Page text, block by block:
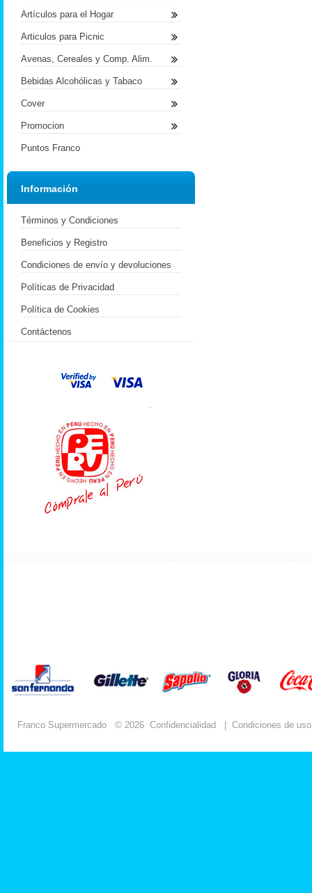
Artículos para el Hogar
Articulos para Picnic
Avenas, Cereales y Comp. Alim.
Bebidas Alcohólicas y Tabaco
Cover
Promocion
Puntos Franco
Información
Términos y Condiciones
Beneficios y Registro
Condiciones de envío y devoluciones
Políticas de Privacidad
Política de Cookies
Contáctenos
.
Franco Supermercado © 2026 Confidencialidad Condiciones de uso